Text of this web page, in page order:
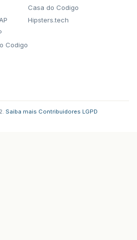
Codigo
Casa do Codigo
Hipsters.tech
Saiba mais Contribuidores LGPD